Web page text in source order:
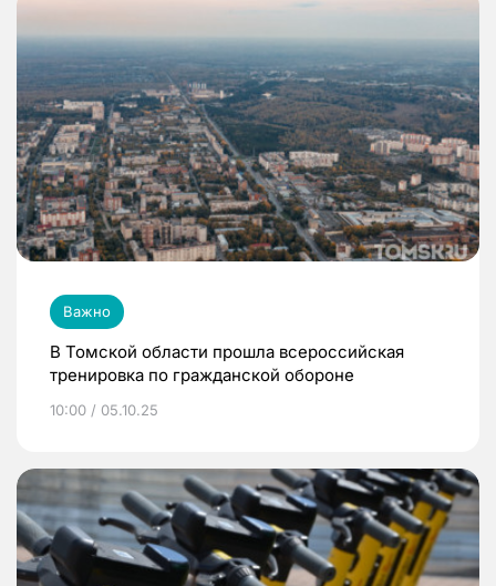
Важно
В Томской области прошла всероссийская
тренировка по гражданской обороне
10:00 / 05.10.25